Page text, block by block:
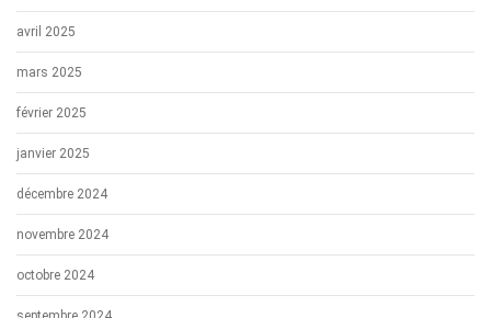
avril 2025
mars 2025
février 2025
janvier 2025
décembre 2024
novembre 2024
octobre 2024